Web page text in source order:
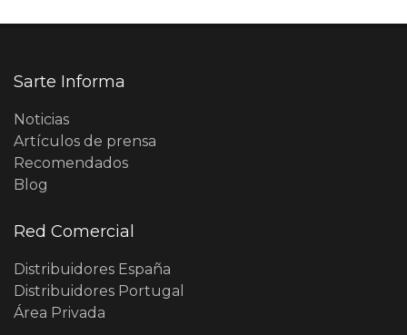
Sarte Informa
Noticias
Artículos de prensa
Recomendados
Blog
Red Comercial
Distribuidores España
Distribuidores Portugal
Área Privada